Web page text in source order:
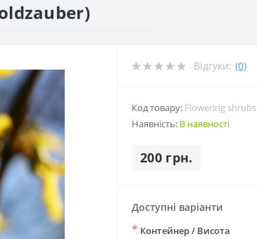
Відгуки: (0)
Код товару: Flowering shrubs
Наявність: В наявності
200 грн.
Доступні варіанти
* Контейнер / Висота